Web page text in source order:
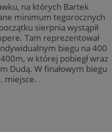
na których Bartek
minimum tegorocznych
sierpnia wystąpił
Tam reprezentował
biegu na 400
w której pobiegł wraz
Dudą. W finałowym biegu
miejsce.